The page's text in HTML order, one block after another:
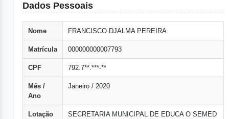
Dados Pessoais
Nome FRANCISCO DJALMA PEREIRA
Matrícula 000000000007793
CPF 792.7**.***-**
Mês /
Ano
Janeiro / 2020
Lotação
SECRETARIA MUNICIPAL DE EDUCA O SEMED